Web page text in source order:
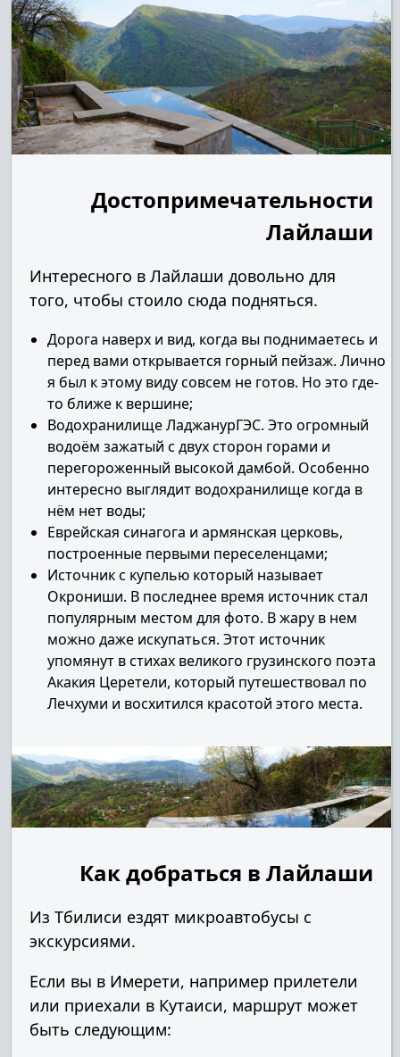
Достопримечательности
Лайлаши
Интересного в Лайлаши довольно для
того, чтобы стоило сюда подняться.
Дорога наверх и вид, когда вы поднимаетесь и
перед вами открывается горный пейзаж. Лично
я был к этому виду совсем не готов. Но это где-
то ближе к вершине;
Водохранилище ЛаджанурГЭС. Это огромный
водоём зажатый с двух сторон горами и
перегороженный высокой дамбой. Особенно
интересно выглядит водохранилище когда в
нём нет воды;
Еврейская синагога и армянская церковь,
построенные первыми переселенцами;
Источник с купелью который называет
Окрониши. В последнее время источник стал
популярным местом для фото. В жару в нем
можно даже искупаться. Этот источник
упомянут в стихах великого грузинского поэта
Акакия Церетели, который путешествовал по
Лечхуми и восхитился красотой этого места.
Как добраться в Лайлаши
Из Тбилиси ездят микроавтобусы с
экскурсиями.
Если вы в Имерети, например прилетели
или приехали в Кутаиси, маршрут может
быть следующим: